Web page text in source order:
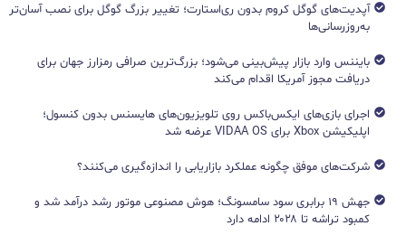
آپدیت‌های گوگل کروم بدون ری‌استارت؛ تغییر بزرگ گوگل برای نصب آسان‌تر
به‌روزرسانی‌ها
بایننس وارد بازار پیش‌بینی می‌شود؛ بزرگ‌ترین صرافی رمزارز جهان برای
دریافت مجوز آمریکا اقدام می‌کند
اجرای بازی‌های ایکس‌باکس روی تلویزیون‌های هایسنس بدون کنسول؛
اپلیکیشن Xbox برای VIDAA OS عرضه شد
شرکت‌های موفق چگونه عملکرد بازاریابی را اندازه‌گیری می‌کنند؟
جهش ۱۹ برابری سود سامسونگ؛ هوش مصنوعی موتور رشد درآمد شد و
کمبود تراشه تا ۲۰۲۸ ادامه دارد